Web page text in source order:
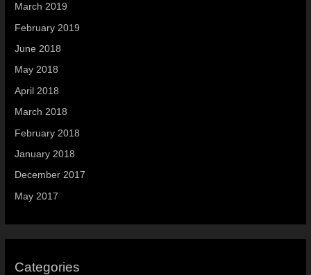
March 2019
February 2019
June 2018
May 2018
April 2018
March 2018
February 2018
January 2018
December 2017
May 2017
Categories